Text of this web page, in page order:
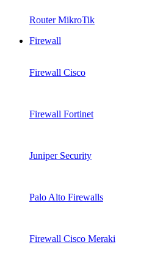
Router MikroTik
Firewall
Firewall Cisco
Firewall Fortinet
Juniper Security
Palo Alto Firewalls
Firewall Cisco Meraki